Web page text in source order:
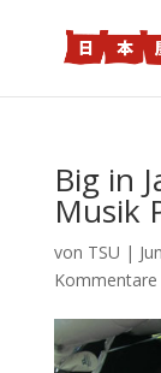
Big in
Musik
von TSU |
Kommentare